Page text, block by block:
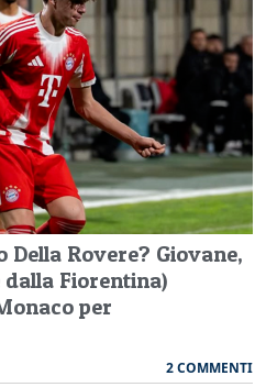
Della Rovere? Giovane,
Fiorentina)
per
2 COMMENTI